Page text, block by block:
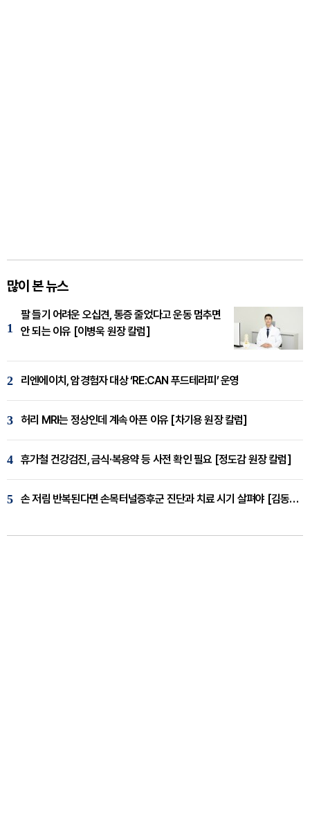
많이 본 뉴스
1
팔 들기 어려운 오십견, 통증 줄었다고 운동 멈추면
안 되는 이유 [이병욱 원장 칼럼]
2 리엔에이치, 암경험자 대상 ‘RE:CAN 푸드테라피’ 운영
3 허리 MRI는 정상인데 계속 아픈 이유 [차기용 원장 칼럼]
4 휴가철 건강검진, 금식·복용약 등 사전 확인 필요 [정도감 원장 칼럼]
5 손 저림 반복된다면 손목터널증후군 진단과 치료 시기 살펴야 [김동현 원장 칼럼]